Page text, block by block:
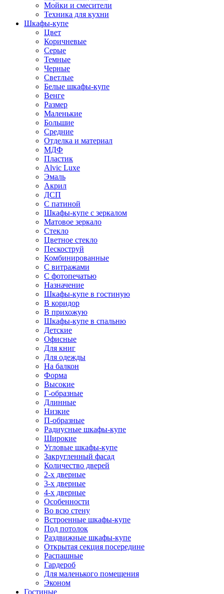
Мойки и смесители
Техника для кухни
Шкафы-купе
Цвет
Коричневые
Серые
Темные
Черные
Светлые
Белые шкафы-купе
Венге
Размер
Маленькие
Большие
Средние
Отделка и материал
МДФ
Пластик
Alvic Luxe
Эмаль
Акрил
ДСП
С патиной
Шкафы-купе с зеркалом
Матовое зеркало
Стекло
Цветное стекло
Пескоструй
Комбинированные
С витражами
С фотопечатью
Назначение
Шкафы-купе в гостиную
В коридор
В прихожую
Шкафы-купе в спальню
Детские
Офисные
Для книг
Для одежды
На балкон
Форма
Высокие
Г-образные
Длинные
Низкие
П-образные
Радиусные шкафы-купе
Широкие
Угловые шкафы-купе
Закругленный фасад
Количество дверей
2-х дверные
3-х дверные
4-х дверные
Особенности
Во всю стену
Встроенные шкафы-купе
Под потолок
Раздвижные шкафы-купе
Открытая секция посередине
Распашные
Гардероб
Для маленького помещения
Эконом
Гостиные